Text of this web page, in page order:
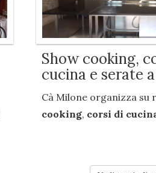
Show cooking,
cucina e serate
Cà Milone organizza su
cooking, corsi di